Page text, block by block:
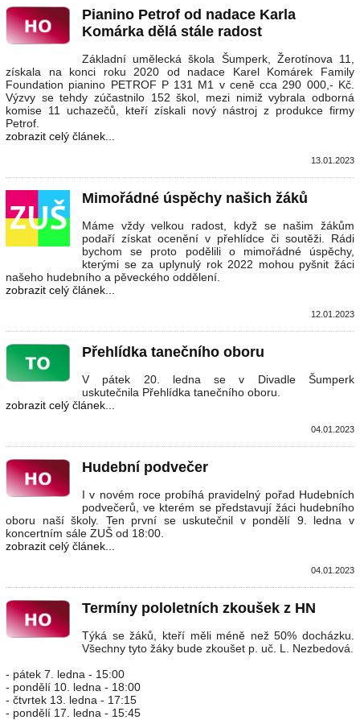
Pianino Petrof od nadace Karla
Komárka dělá stále radost
Základní umělecká škola Šumperk, Žerotínova 11,
získala na konci roku 2020 od nadace Karel Komárek Family
Foundation pianino PETROF P 131 M1 v ceně cca 290 000,- Kč.
Výzvy se tehdy zúčastnilo 152 škol, mezi nimiž vybrala odborná
komise 11 uchazečů, kteří získali nový nástroj z produkce firmy
Petrof.
zobrazit celý článek...
13.01.2023
Mimořádné úspěchy našich žáků
Máme vždy velkou radost, když se našim žákům
podaří získat ocenění v přehlídce či soutěži. Rádi
bychom se proto podělili o mimořádné úspěchy,
kterými se za uplynulý rok 2022 mohou pyšnit žáci
našeho hudebního a pěveckého oddělení.
zobrazit celý článek...
12.01.2023
Přehlídka tanečního oboru
V pátek 20. ledna se v Divadle Šumperk
uskutečnila Přehlídka tanečního oboru.
zobrazit celý článek...
04.01.2023
Hudební podvečer
I v novém roce probíhá pravidelný pořad Hudebních
podvečerů, ve kterém se představují žáci hudebního
oboru naší školy. Ten první se uskutečnil v pondělí 9. ledna v
koncertním sále ZUŠ od 18:00.
zobrazit celý článek...
04.01.2023
Termíny pololetních zkoušek z HN
Týká se žáků, kteří měli méně než 50% docházku.
Všechny tyto žáky bude zkoušet p. uč. L. Nezbedová.
- pátek 7. ledna - 15:00
- pondělí 10. ledna - 18:00
- čtvrtek 13. ledna - 17:15
- pondělí 17. ledna - 15:45